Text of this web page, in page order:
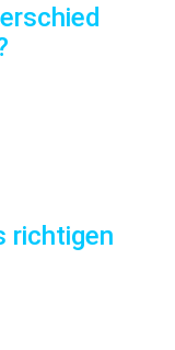
richtigen